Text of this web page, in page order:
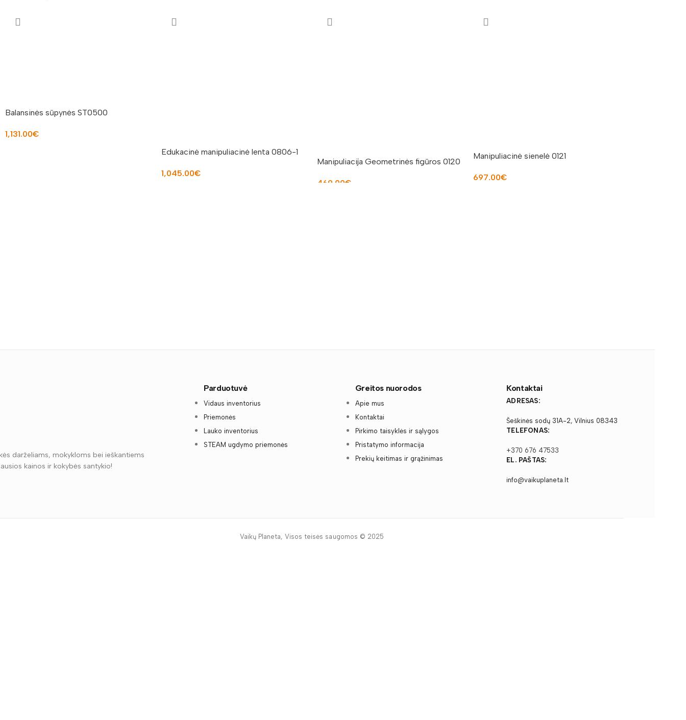
Balansinės sūpynės ST0500
1,131.00€
Edukacinė manipuliacinė lenta 0806-1
1,045.00€
Manipuliacija Geometrinės figūros 0120
469.00€
Manipuliacinė sienelė 0121
697.00€
darželiams, mokykloms bei ieškantiems
kainos ir kokybės santykio!
Parduotuvė
Vidaus inventorius
Priemonės
Lauko inventorius
STEAM ugdymo priemonės
Greitos nuorodos
Apie mus
Kontaktai
Pirkimo taisyklės ir sąlygos
Pristatymo informacija
Prekių keitimas ir grąžinimas
Kontaktai
ADRESAS:
Šeškinės sodų 31A-2, Vilnius 08343
TELEFONAS:
+370 676 47533
EL. PAŠTAS:
info@vaikuplaneta.lt
Vaikų Planeta, Visos teisės saugomos © 2025